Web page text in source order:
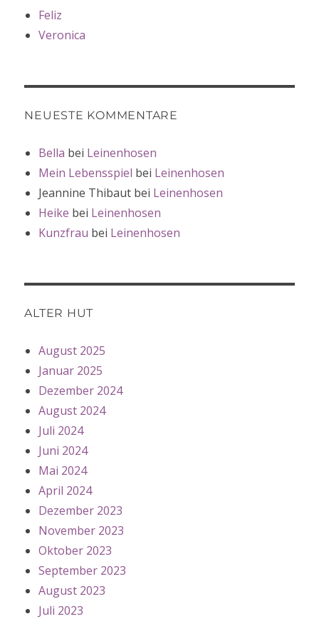
Feliz
Veronica
NEUESTE KOMMENTARE
Bella bei Leinenhosen
Mein Lebensspiel bei Leinenhosen
Jeannine Thibaut bei Leinenhosen
Heike bei Leinenhosen
Kunzfrau bei Leinenhosen
ALTER HUT
August 2025
Januar 2025
Dezember 2024
August 2024
Juli 2024
Juni 2024
Mai 2024
April 2024
Dezember 2023
November 2023
Oktober 2023
September 2023
August 2023
Juli 2023